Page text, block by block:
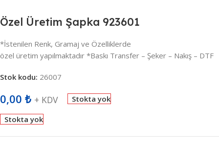
Özel Üretim Şapka 923601
*İstenilen Renk, Gramaj ve Özelliklerde
özel üretim yapılmaktadır *Baskı Transfer – Şeker – Nakış – DTF
Stok kodu: 26007
0,00 ₺ + KDV Stokta yok
Stokta yok